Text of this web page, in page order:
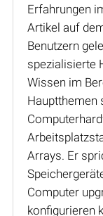
Erfahrungen
Artikel auf
Benutzern
spezialisierte
Wissen im
Hauptthemen
Arrays. Er
Computer
konfigurieren